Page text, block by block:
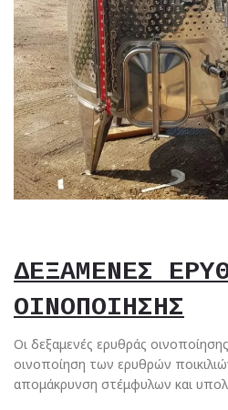
ΔΕΞΑΜΕΝΕΣ
ΟΙΝΟΠΟΙΗΣΗΣ
Οι δεξαμενές ερυθράς
οινοποίηση των ερυθρών
απομάκρυνση στέμφυλων και